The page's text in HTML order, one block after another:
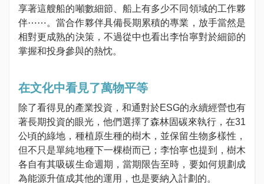
享著這艘船的噸數細節、船上有多少不同領域的工作夥
伴⋯⋯。當合作夥伴具備長期累積的專業，放手當然是
相對更成熟的決策，不過從中也看出李怡寧對於細節的
掌握和投身參與的熱忱。
在文化中看見了萬物平等
除了看得見的產業投資，和通對於ESG的永續經營也有
著長期投資的眼光，他們選擇了森林固碳來執行，在31
公頃的綠地，種植原生種的樹木，並保留生物多樣性，
但不只是單純地種下一棵樹而已；李怡寧也提到，樹木
各自有其吸碳生命週期，當期限告至時，要如何規劃成
為能源升值成其他的運用，也是要納入計劃的。